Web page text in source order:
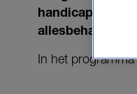
handicap en
allesbehalve
In het programma